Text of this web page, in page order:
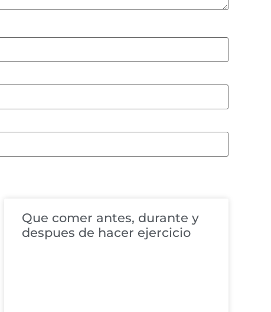
Que comer antes, durante y
despues de hacer ejercicio